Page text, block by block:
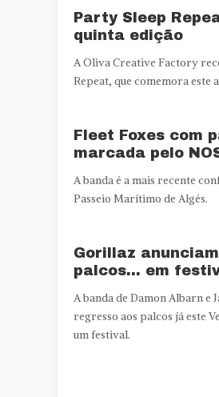
Party Sleep
quinta edição
A Oliva Creative Factory
Repeat, que comemora este
Fleet Foxes com
marcada pelo
A banda é a mais recente
Passeio Marítimo de Algés.
Gorillaz
palcos… em
A banda de Damon Albarn e
regresso aos palcos já este
um festival.